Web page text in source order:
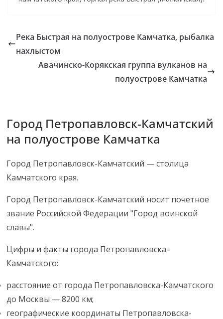
Река Быстрая на полуострове Камчатка, рыбалка
нахлыстом
Авачинско-Корякская группа вулканов на
полуострове Камчатка
Город Петропавловск-Камчатский
на полуострове Камчатка
Город Петропавловск-Камчатский — столица
Камчатского края.
Город Петропавловск-Камчатский носит почетное
звание Российской Федерации "Город воинской
славы".
Цифры и факты города Петропавловска-
Камчатского:
расстояние от города Петропавловска-Камчатского
до Москвы — 8200 км;
географические координаты Петропавловска-